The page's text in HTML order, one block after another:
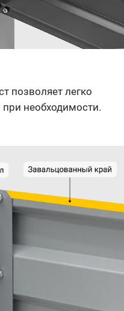
позволяет легко
при необходимости.